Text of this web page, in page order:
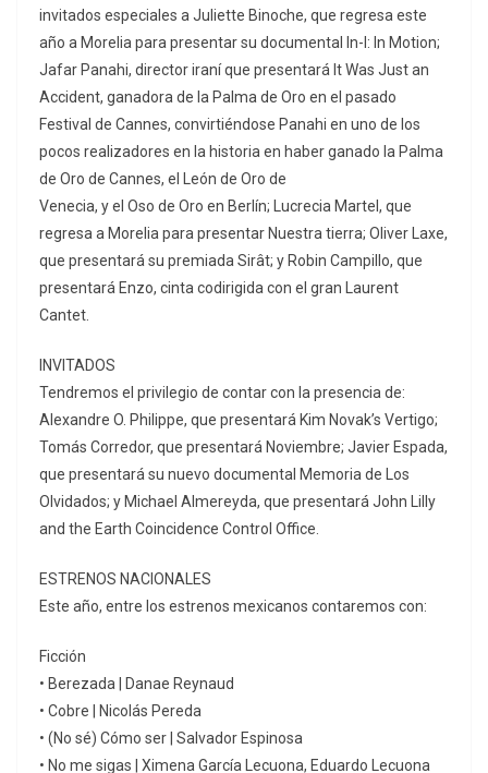
invitados especiales a Juliette Binoche, que regresa este
año a Morelia para presentar su documental In-I: In Motion;
Jafar Panahi, director iraní que presentará It Was Just an
Accident, ganadora de la Palma de Oro en el pasado
Festival de Cannes, convirtiéndose Panahi en uno de los
pocos realizadores en la historia en haber ganado la Palma
de Oro de Cannes, el León de Oro de
Venecia, y el Oso de Oro en Berlín; Lucrecia Martel, que
regresa a Morelia para presentar Nuestra tierra; Oliver Laxe,
que presentará su premiada Sirât; y Robin Campillo, que
presentará Enzo, cinta codirigida con el gran Laurent
Cantet.
INVITADOS
Tendremos el privilegio de contar con la presencia de:
Alexandre O. Philippe, que presentará Kim Novak’s Vertigo;
Tomás Corredor, que presentará Noviembre; Javier Espada,
que presentará su nuevo documental Memoria de Los
Olvidados; y Michael Almereyda, que presentará John Lilly
and the Earth Coincidence Control Office.
ESTRENOS NACIONALES
Este año, entre los estrenos mexicanos contaremos con:
Ficción
• Berezada | Danae Reynaud
• Cobre | Nicolás Pereda
• (No sé) Cómo ser | Salvador Espinosa
• No me sigas | Ximena García Lecuona, Eduardo Lecuona